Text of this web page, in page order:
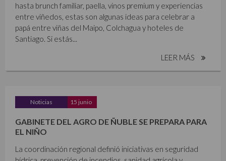
hasta brunch familiar, paella, vinos premium y experiencias
entre viñedos, estas son algunas ideas para celebrar a
papá entre viñas del Maipo, Colchagua y hoteles de
Santiago. Si estás...
LEER MÁS
Noticias 15 junio
GABINETE DEL AGRO DE ÑUBLE SE PREPARA PARA
EL NIÑO
La coordinación regional definió iniciativas en seguridad